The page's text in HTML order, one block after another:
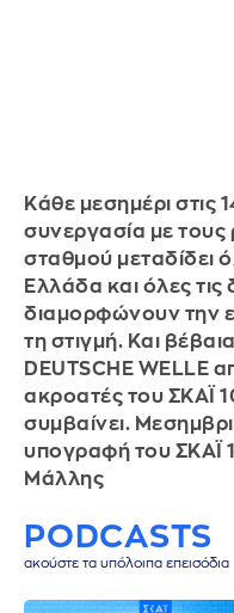
Κάθε μεσημέρι στις
συνεργασία με τους
σταθμού μεταδίδει
Ελλάδα και όλες τις
διαμορφώνουν την
τη στιγμή. Και
DEUTSCHE WELLE
ακροατές του ΣΚΑΪ
συμβαίνει.
υπογραφή του ΣΚΑΪ
Μάλλης
PODCASTS
ακούστε τα υπόλοιπα επεισόδια